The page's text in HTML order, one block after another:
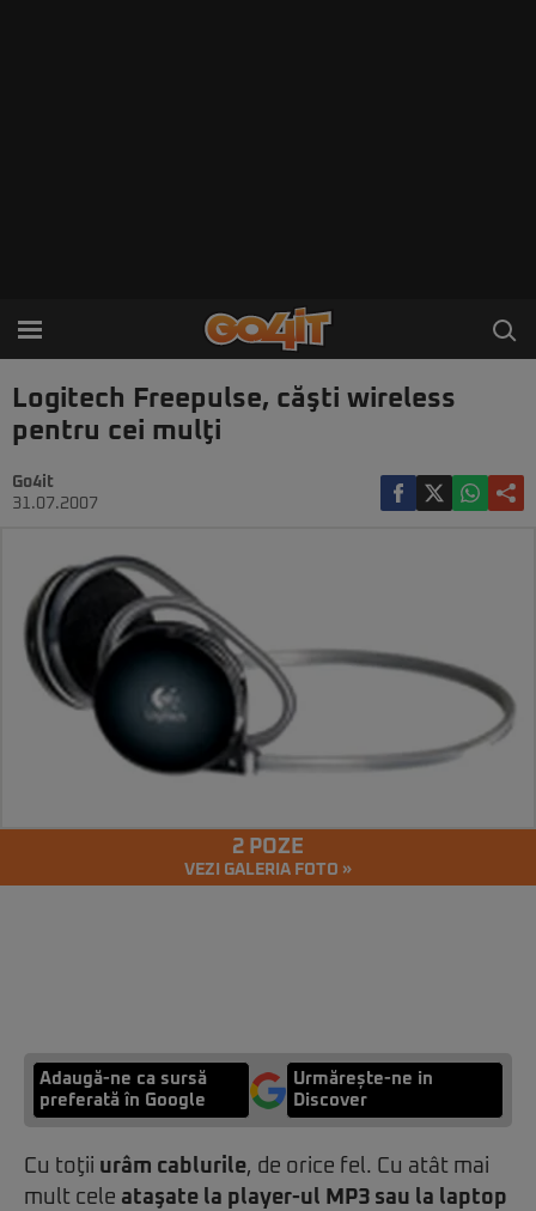
Logitech Freepulse, căşti wireless
pentru cei mulţi
Go4it
31.07.2007
2 POZE
VEZI GALERIA FOTO »
Adaugă-ne ca sursă
preferată în Google
Urmărește-ne in
Discover
Cu toţii urâm cablurile, de orice fel. Cu atât mai
mult cele ataşate la player-ul MP3 sau la laptop